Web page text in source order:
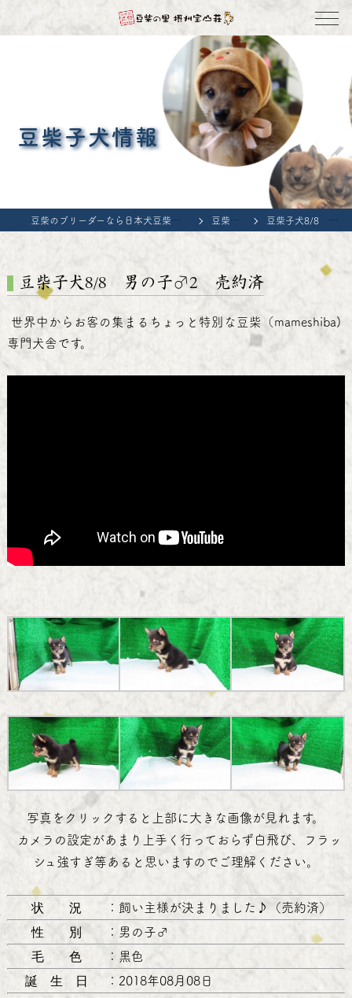
豆柴子犬情報
豆柴のブリーダーなら日本犬豆柴育成普及会 豆柴の里・摂州宝山荘 豆柴子犬情報 豆柴子犬8/8 男の子♂2 売約済
豆柴子犬8/8 男の子♂2 売約済
世界中からお客の集まるちょっと特別な豆柴（mameshiba)
専門犬舎です。
写真をクリックすると上部に大きな画像が見れます。
カメラの設定があまり上手く行っておらず白飛び、フラッ
シュ強すぎ等あると思いますのでご理解ください。
状 況 ： 飼い主様が決まりました♪（売約済）
性 別 ： 男の子♂
毛 色 ： 黒色
誕 生 日 ： 2018年08月08日